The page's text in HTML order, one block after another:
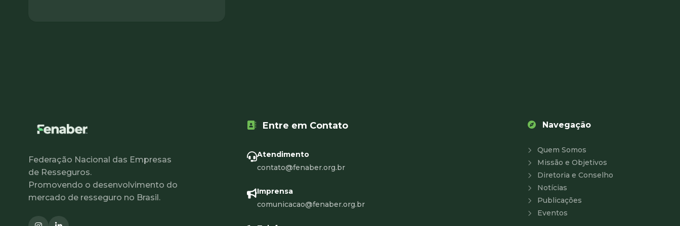
Federação Nacional das Empresas
de Resseguros.
Promovendo o desenvolvimento do
mercado de resseguro no Brasil.
Entre em Contato
Atendimento
contato@fenaber.org.br
Imprensa
comunicacao@fenaber.org.br
Navegação
Quem Somos
Missão e Objetivos
Diretoria e Conselho
Notícias
Publicações
Eventos